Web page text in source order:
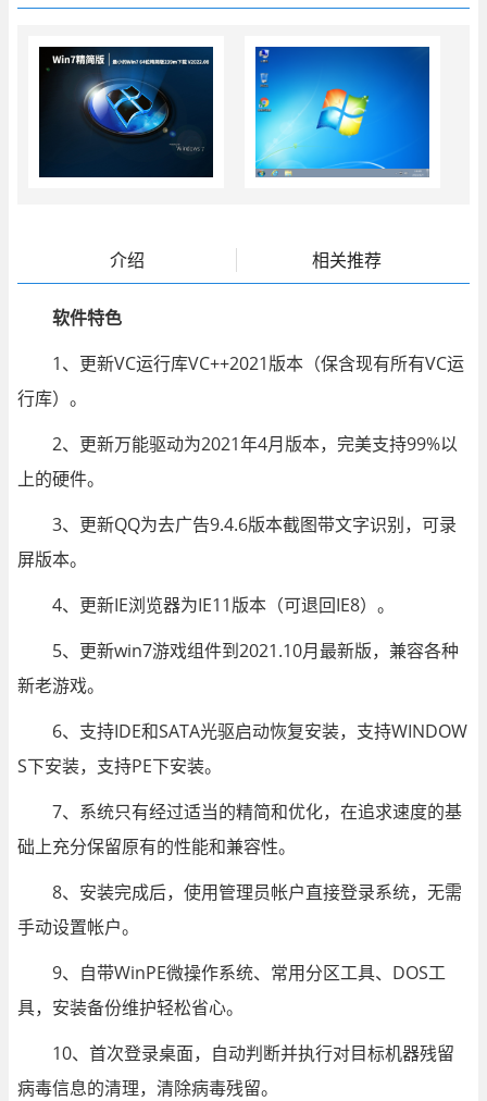
介绍 相关推荐
软件特色
1、更新VC运行库VC++2021版本（保含现有所有VC运
行库）。
2、更新万能驱动为2021年4月版本，完美支持99%以
上的硬件。
3、更新QQ为去广告9.4.6版本截图带文字识别，可录
屏版本。
4、更新IE浏览器为IE11版本（可退回IE8）。
5、更新win7游戏组件到2021.10月最新版，兼容各种
新老游戏。
6、支持IDE和SATA光驱启动恢复安装，支持WINDOW
S下安装，支持PE下安装。
7、系统只有经过适当的精简和优化，在追求速度的基
础上充分保留原有的性能和兼容性。
8、安装完成后，使用管理员帐户直接登录系统，无需
手动设置帐户。
9、自带WinPE微操作系统、常用分区工具、DOS工
具，安装备份维护轻松省心。
10、首次登录桌面，自动判断并执行对目标机器残留
病毒信息的清理，清除病毒残留。